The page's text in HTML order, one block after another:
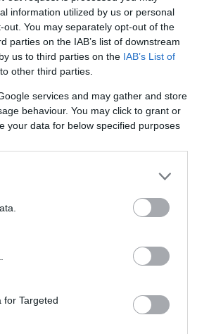
information utilized by us or personal
You may separately opt-out of the
parties on the IAB’s list of downstream
us to third parties on the IAB’s List of
other third parties.
services and may gather and store
behaviour. You may click to grant or
your data for below specified purposes
for Targeted